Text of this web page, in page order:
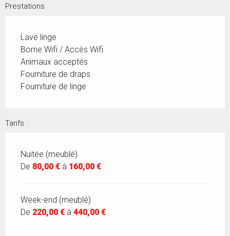
Prestations
Lave linge
Borne Wifi / Accès Wifi
Animaux acceptés
Fourniture de draps
Fourniture de linge
Tarifs
Nuitée (meublé)
De 80,00 € à 160,00 €
Week-end (meublé)
De 220,00 € à 440,00 €